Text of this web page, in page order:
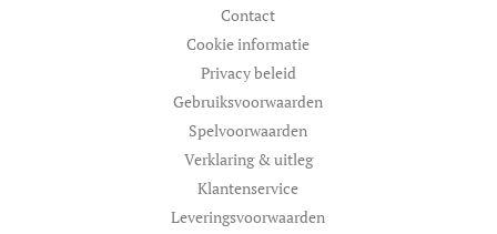
Contact
Cookie informatie
Privacy beleid
Gebruiksvoorwaarden
Spelvoorwaarden
Verklaring & uitleg
Klantenservice
Leveringsvoorwaarden